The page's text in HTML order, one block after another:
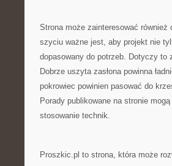
Strona może zainteresować
szyciu ważne jest, aby projekt nie
dopasowany do potrzeb. Dotyczy to
Dobrze uszyta zasłona powinna
pokrowiec powinien pasować do
Porady publikowane na stronie
stosowanie technik.
Proszkic.pl to strona, która może